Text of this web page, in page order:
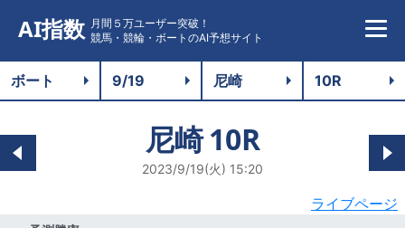
AI指数 月間５万ユーザー突破！
競馬・競輪・ボートのAI予想サイト
尼崎10R
2023/9/19(火) 15:20
ライブページ